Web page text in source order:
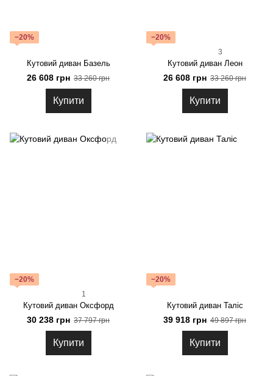
−20%
Кутовий диван Базель
26 608 грн 33 260 грн
Купити
−20%
3
Кутовий диван Леон
26 608 грн 33 260 грн
Купити
−20%
1
Кутовий диван Оксфорд
30 238 грн 37 797 грн
Купити
−20%
Кутовий диван Таліс
39 918 грн 49 897 грн
Купити